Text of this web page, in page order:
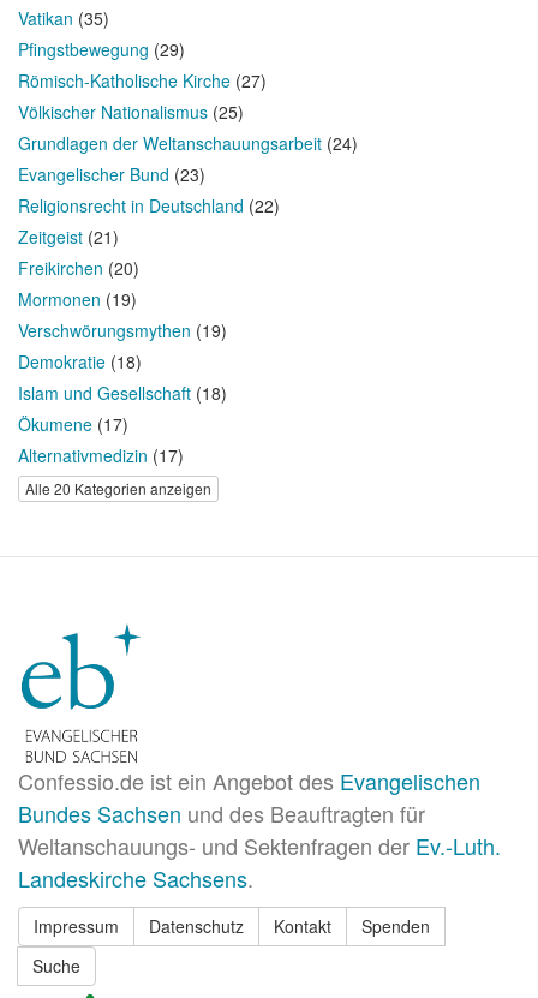
Vatikan (35)
Pfingstbewegung (29)
Römisch-Katholische Kirche (27)
Völkischer Nationalismus (25)
Grundlagen der Weltanschauungsarbeit (24)
Evangelischer Bund (23)
Religionsrecht in Deutschland (22)
Zeitgeist (21)
Freikirchen (20)
Mormonen (19)
Verschwörungsmythen (19)
Demokratie (18)
Islam und Gesellschaft (18)
Ökumene (17)
Alternativmedizin (17)
Alle 20 Kategorien anzeigen
Confessio.de ist ein Angebot des Evangelischen
Bundes Sachsen und des Beauftragten für
Weltanschauungs- und Sektenfragen der Ev.-Luth.
Landeskirche Sachsens.
Impressum Datenschutz Kontakt
Spenden
Suche